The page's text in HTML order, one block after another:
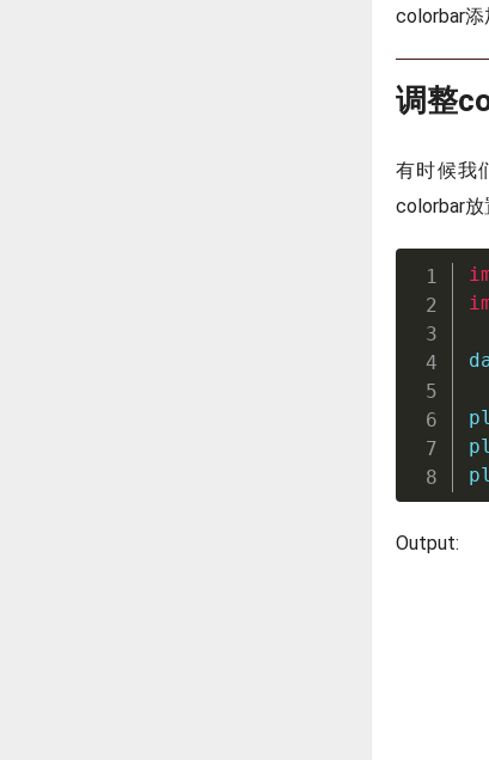
colorbar添
调整
有时候我
colorbar放
Output: